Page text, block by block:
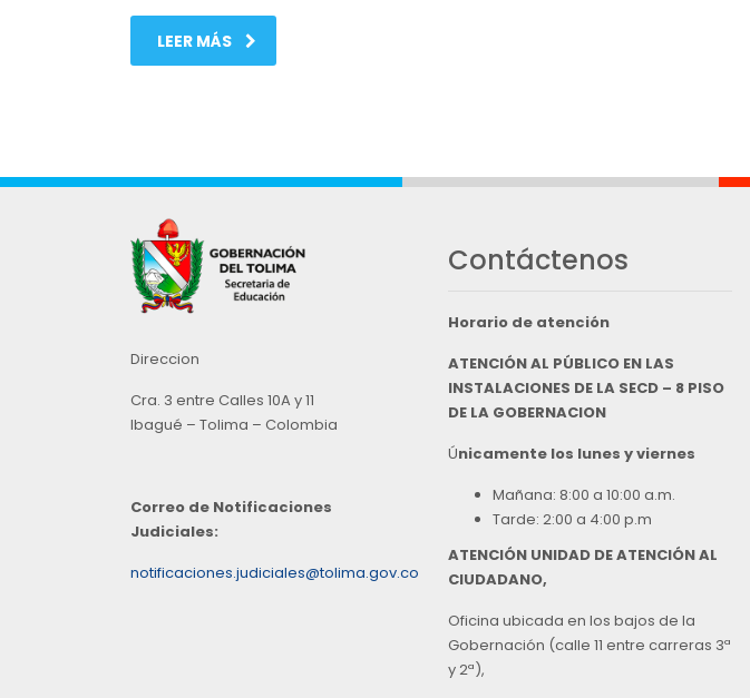
LEER MÁS
Direccion
Cra. 3 entre Calles 10A y 11
Ibagué – Tolima – Colombia
Correo de Notificaciones
Judiciales:
notificaciones.judiciales@tolima.gov.co
Contáctenos
Horario de atención
ATENCIÓN AL PÚBLICO EN LAS
INSTALACIONES DE LA SECD – 8 PISO
DE LA GOBERNACION
Únicamente los lunes y viernes
Mañana: 8:00 a 10:00 a.m.
Tarde: 2:00 a 4:00 p.m
ATENCIÓN UNIDAD DE ATENCIÓN AL
CIUDADANO,
Oficina ubicada en los bajos de la
Gobernación (calle 11 entre carreras 3ª
y 2ª),